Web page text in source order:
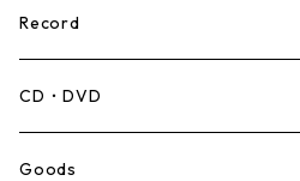
Record
Mento,Calypso,Ballad
Ska
CD・DVD
Goods